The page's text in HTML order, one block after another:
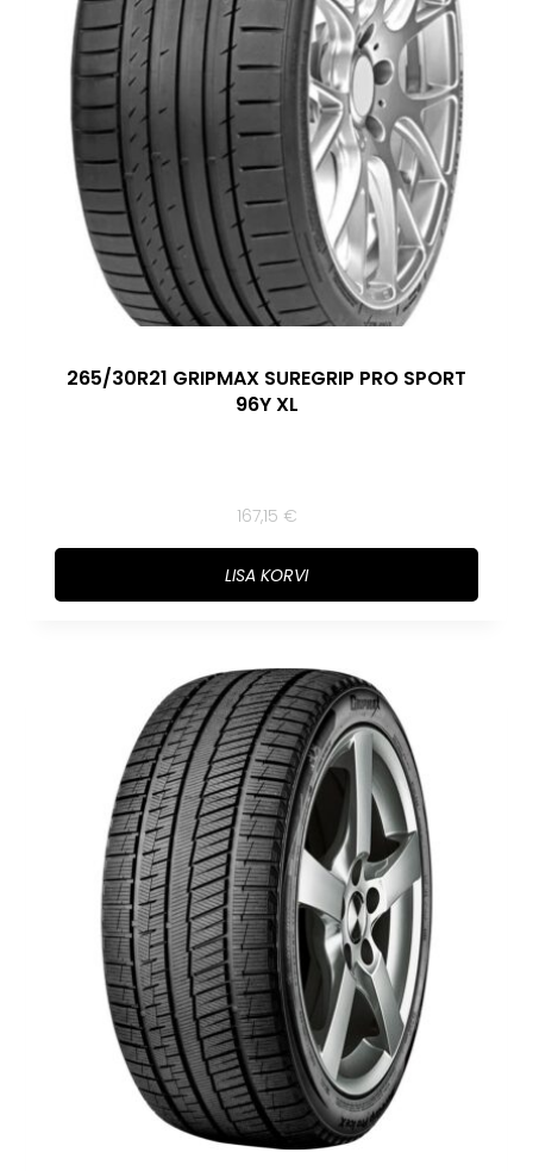
265/30R21 GRIPMAX SUREGRIP PRO SPORT
96Y XL
167,15 €
LISA KORVI